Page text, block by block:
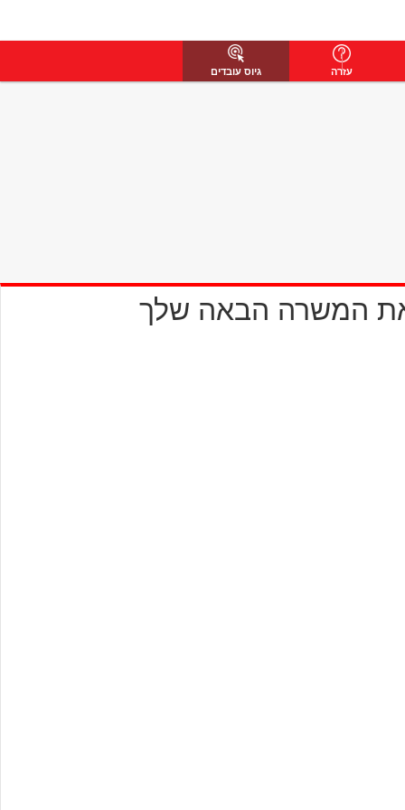
עזרה גיוס עובדים
המשרה הבאה שלך